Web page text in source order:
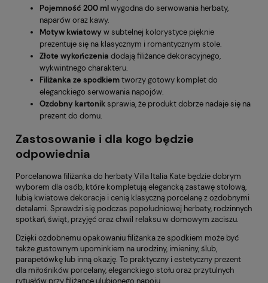
Pojemność 200 mlwygodna do serwowania herbaty,
naparów oraz kawy.
Motyw kwiatowyw subtelnej kolorystyce pięknie
prezentuje się na klasycznym i romantycznym stole.
Złote wykończenia dodają filiżance dekoracyjnego,
wykwintnego charakteru.
Filiżanka ze spodkiemtworzy gotowy komplet do
eleganckiego serwowania napojów.
Ozdobny kartoniksprawia, że produkt dobrze nadaje się na
prezent do domu.
Zastosowanie i dla kogo będzie
odpowiednia
Porcelanowa filiżanka do herbaty Villa Italia Kate będzie dobrym
wyborem dla osób, które kompletują elegancką zastawę stołową,
lubią kwiatowe dekoracje i cenią klasyczną porcelanę z ozdobnymi
detalami. Sprawdzi się podczas popołudniowej herbaty, rodzinnych
spotkań, świąt, przyjęć oraz chwil relaksu w domowym zaciszu.
Dzięki ozdobnemu opakowaniu filiżanka ze spodkiem może być
także gustownym upominkiem na urodziny, imieniny, ślub,
parapetówkę lub inną okazję. To praktyczny i estetyczny prezent
dla miłośników porcelany, eleganckiego stołu oraz przytulnych